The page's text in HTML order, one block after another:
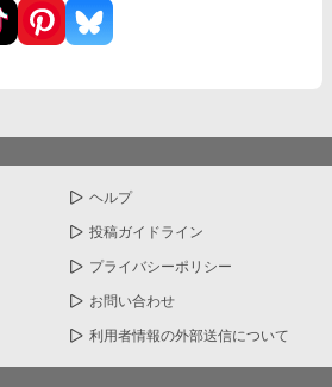
ヘルプ
投稿ガイドライン
プライバシーポリシー
お問い合わせ
利用者情報の外部送信について